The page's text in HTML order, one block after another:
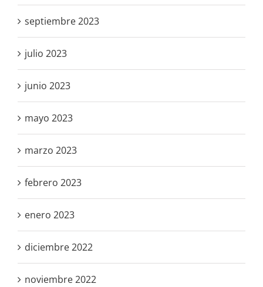
septiembre 2023
julio 2023
junio 2023
mayo 2023
marzo 2023
febrero 2023
enero 2023
diciembre 2022
noviembre 2022